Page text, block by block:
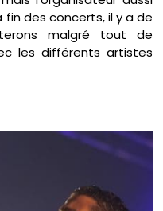
des concerts, il y a de
malgré tout de
les différents artistes